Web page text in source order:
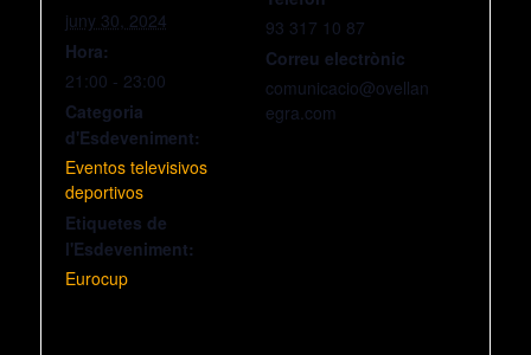
juny 30, 2024
Hora:
21:00 - 23:00
Categoria
d'Esdeveniment:
Eventos televisivos
deportivos
Etiquetes de
l'Esdeveniment:
Eurocup
93 317 10 87
Correu electrònic
comunicacio@ovellan
egra.com